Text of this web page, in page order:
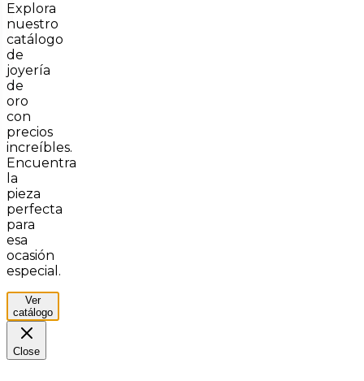
Explora
nuestro
catálogo
de
joyería
de
oro
con
precios
increíbles.
Encuentra
la
pieza
perfecta
para
esa
ocasión
especial.
Ver
catálogo
Close